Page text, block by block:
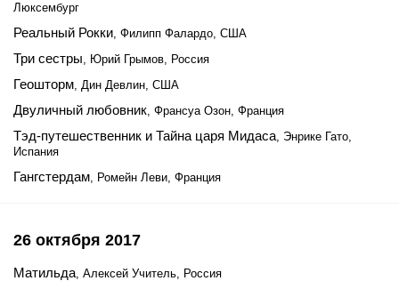
Люксембург
Реальный Рокки, Филипп Фалардо, США
Три сестры, Юрий Грымов, Россия
Геошторм, Дин Девлин, США
Двуличный любовник, Франсуа Озон, Франция
Тэд-путешественник и Тайна царя Мидаса, Энрике Гато,
Испания
Гангстердам, Ромейн Леви, Франция
26 октября 2017
Матильда, Алексей Учитель, Россия